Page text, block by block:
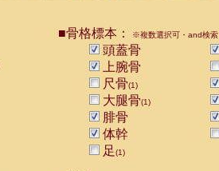
■骨格標本： ※複数選択可・and検索
頭蓋骨
上腕骨
尺骨(1)
大腿骨(1)
腓骨
体幹
足(1)